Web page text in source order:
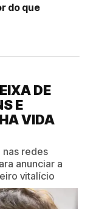
do que
DE
E
VIDA
redes
anunciar a
vitalício